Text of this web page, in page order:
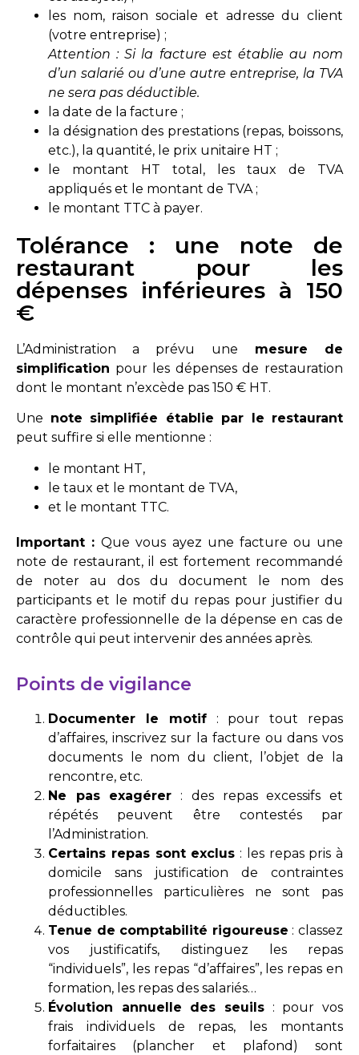
les nom, raison sociale et adresse du client
(votre entreprise) ;
Attention : Si la facture est établie au nom
d’un salarié ou d’une autre entreprise, la TVA
ne sera pas déductible.
la date de la facture ;
la désignation des prestations (repas, boissons,
etc.), la quantité, le prix unitaire HT ;
le montant HT total, les taux de TVA
appliqués et le montant de TVA ;
le montant TTC à payer.
Tolérance : une note de
restaurant pour les
dépenses inférieures à 150
€
L’Administration a prévu une mesure de
simplification pour les dépenses de restauration
dont le montant n’excède pas 150 € HT.
Une note simplifiée établie par le restaurant
peut suffire si elle mentionne :
le montant HT,
le taux et le montant de TVA,
et le montant TTC.
Important :Que vous ayez une facture ou une
note de restaurant, il est fortement recommandé
de noter au dos du document le nom des
participants et le motif du repas pour justifier du
caractère professionnelle de la dépense en cas de
contrôle qui peut intervenir des années après.
Points de vigilance
Documenter le motif: pour tout repas
d’affaires, inscrivez sur la facture ou dans vos
documents le nom du client, l’objet de la
rencontre, etc.
Ne pas exagérer : des repas excessifs et
répétés peuvent être contestés par
l’Administration.
Certains repas sont exclus : les repas pris à
domicile sans justification de contraintes
professionnelles particulières ne sont pas
déductibles.
Tenue de comptabilité rigoureuse : classez
vos justificatifs, distinguez les repas
“individuels”, les repas “d’affaires”, les repas en
formation, les repas des salariés…
Évolution annuelle des seuils : pour vos
frais individuels de repas, les montants
forfaitaires (plancher et plafond) sont